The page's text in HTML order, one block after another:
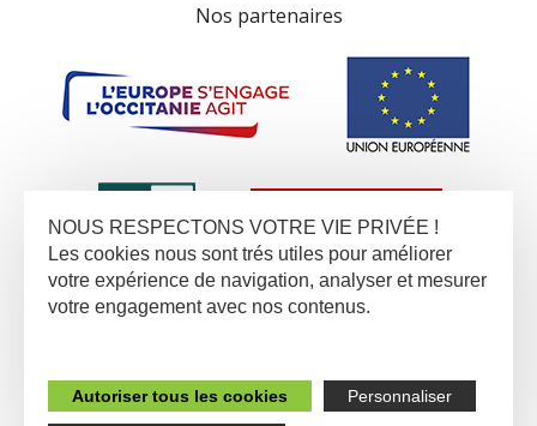
Nos partenaires
NOUS RESPECTONS VOTRE VIE PRIVÉE !
Les cookies nous sont trés utiles pour améliorer
votre expérience de navigation, analyser et mesurer
votre engagement avec nos contenus.
Autoriser tous les cookies Personnaliser